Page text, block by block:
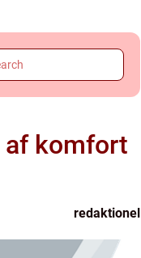
af komfort
redaktionel